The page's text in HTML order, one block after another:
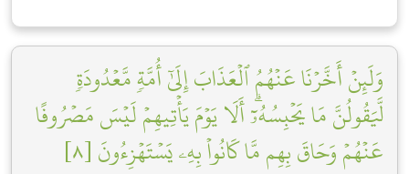
وَلَئِنۡ أَخَّرۡنَا عَنۡهُمُ ٱلۡعَذَابَ إِلَىٰٓ أُمَّةٖ مَّعۡدُودَةٖ
لَّيَقُولُنَّ مَا يَحۡبِسُهُۥٓۗ أَلَا يَوۡمَ يَأۡتِيهِمۡ لَيۡسَ مَصۡرُوفًا
عَنۡهُمۡ وَحَاقَ بِهِم مَّا كَانُواْ بِهِۦ يَسۡتَهۡزِءُونَ [٨]